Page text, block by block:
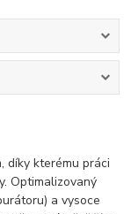
díky kterému práci
Optimalizovaný
a vysoce